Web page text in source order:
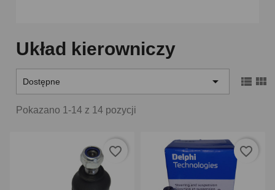
Układ kierowniczy
Dostępne   
Pokazano 1-14 z 14 pozycji
favorite_border favorite_border